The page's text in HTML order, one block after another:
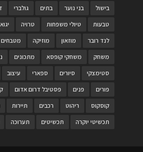
בישול
בני נוער בתים גולברי
טבעות
טיולי משפחות טרויה
לנד רובר
מוזאון מוזיקה מטבחים
משחק
משחקי קופסא מתכונים
סטימצקי
סיורים ספארי עיצוב
פורים
פנים פסטיבל דרום אדום
קוסקוס
ריהוט רכבים תיירות
תכשיטי יוקרה
תכשיטים תערוכה